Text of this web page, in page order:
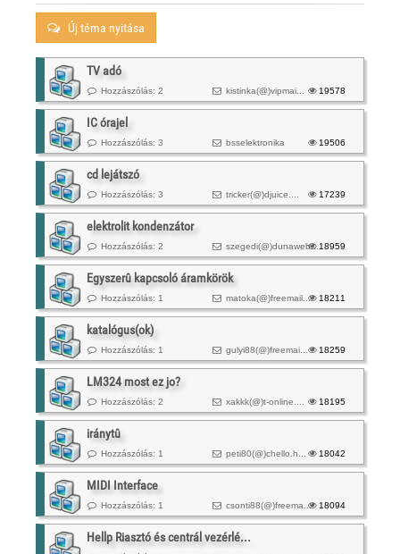
Új téma nyitása
TV adó
Hozzászólás: 2 kistinka(@)vipmai... 19578
IC órajel
Hozzászólás: 3 bsselektronika 19506
cd lejátszó
Hozzászólás: 3 tricker(@)djuice.... 17239
elektrolit kondenzátor
Hozzászólás: 2 szegedi(@)dunaweb... 18959
Egyszerû kapcsoló áramkörök
Hozzászólás: 1 matoka(@)freemail... 18211
katalógus(ok)
Hozzászólás: 1 gulyi88(@)freemai... 18259
LM324 most ez jo?
Hozzászólás: 2 xakkk(@)t-online.... 18195
iránytû
Hozzászólás: 1 peti80(@)chello.h... 18042
MIDI Interface
Hozzászólás: 1 csonti88(@)freema... 18094
Hellp Riasztó és centrál vezérlé...